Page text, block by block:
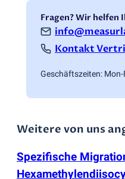
Fragen? Wir helfen
Kontakt
Geschäftszeiten: Mon-
Weitere von uns
Spezifische